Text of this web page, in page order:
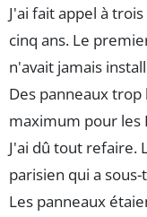
J'ai fait appel à
cinq ans. Le
n'avait jamais
Des panneaux trop
maximum pour les
J'ai dû tout refaire.
parisien qui a
Les panneaux